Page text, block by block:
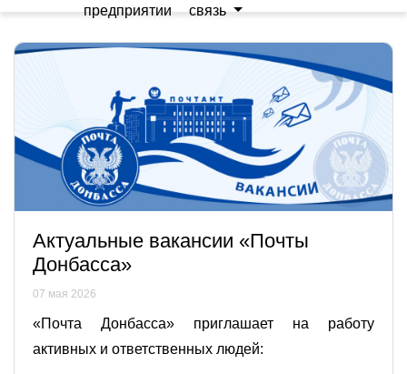
предприятии
связь
Актуальные вакансии «Почты
Донбасса»
07 мая 2026
«Почта Донбасса» приглашает на работу
активных и ответственных людей: